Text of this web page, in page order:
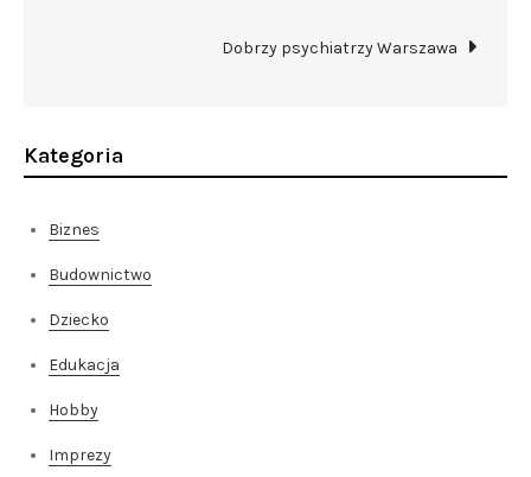
Dobrzy psychiatrzy Warszawa
Kategoria
Biznes
Budownictwo
Dziecko
Edukacja
Hobby
Imprezy